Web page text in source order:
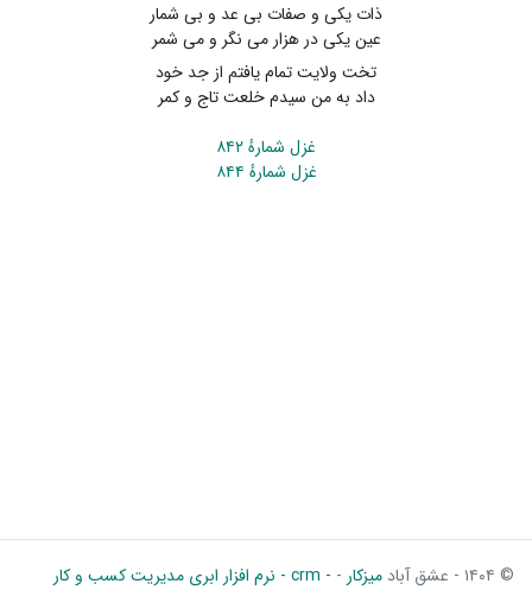
ذات یکی و صفات بی عد و بی شمار
عین یکی در هزار می نگر و می شمر
تخت ولایت تمام یافتم از جد خود
داد به من سیدم خلعت تاج و کمر
غزل شمارهٔ ۸۴۲
غزل شمارهٔ ۸۴۴
© ۱۴۰۴ - عشق آباد میزکار - - crm - نرم افزار ابری مدیریت کسب و کار